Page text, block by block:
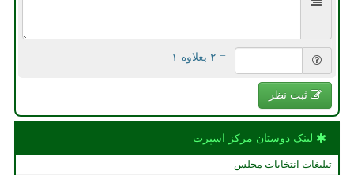
= ۲ بعلاوه ۱
ثبت نظر
لینک دوستان مركز اسپرت
تبلیغات انتخابات مجلس